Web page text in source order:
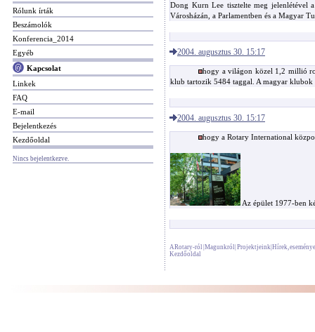
Rólunk írták
Beszámolók
Konferencia_2014
Egyéb
Kapcsolat
Linkek
FAQ
E-mail
Bejelentkezés
Kezdőoldal
Nincs bejelentkezve.
Dong Kurn Lee tisztelte meg jelenlétével
Városházán, a Parlamentben és a Magyar
2004. augusztus 30. 15:17
hogy a világon közel 1,2 millió
klub tartozik 5484 taggal. A magyar klubok
2004. augusztus 30. 15:17
hogy a Rotary International
Az épület 1977-ben
A Rotary-ról |Magunkról Projektjeink|Hírek,
Kezdőoldal